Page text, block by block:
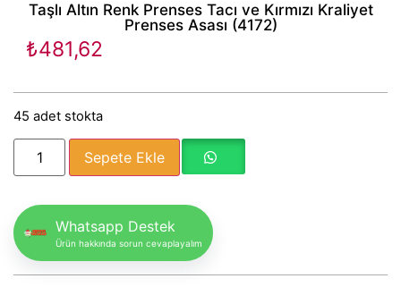
Taşlı Altın Renk Prenses Tacı ve Kırmızı Kraliyet
Prenses Asası (4172)
₺481,62
45 adet stokta
Sepete Ekle
Whatsapp Destek
Ürün hakkında sorun cevaplayalım